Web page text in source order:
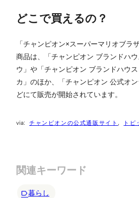
どこで買えるの？
「チャンピオン×スーパーマリオブラ
商品は、「チャンピオン ブランドハ
ウ」や「チャンピオン ブランドハウ
カ」のほか、「チャンピオン 公式オ
どにて販売が開始されています。
チャンピオンの公式通販サイト ト
関連キーワード
暮らし